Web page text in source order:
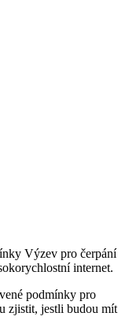
Výzev pro čerpání
internet.
podmínky pro
zjistit, jestli budou mít